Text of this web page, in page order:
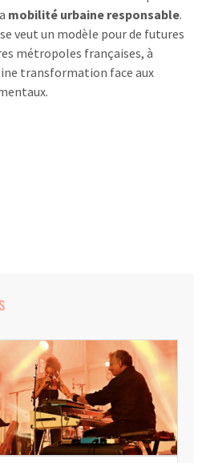
mobilité urbaine responsable.
veut un modèle pour de futures
métropoles françaises, à
transformation face aux